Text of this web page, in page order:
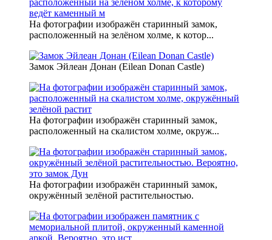
На фотографии изображён старинный замок,
расположенный на зелёном холме, к котор...
Замок Эйлеан Донан (Eilean Donan Castle)
На фотографии изображён старинный замок,
расположенный на скалистом холме, окруж...
На фотографии изображён старинный замок,
окружённый зелёной растительностью.